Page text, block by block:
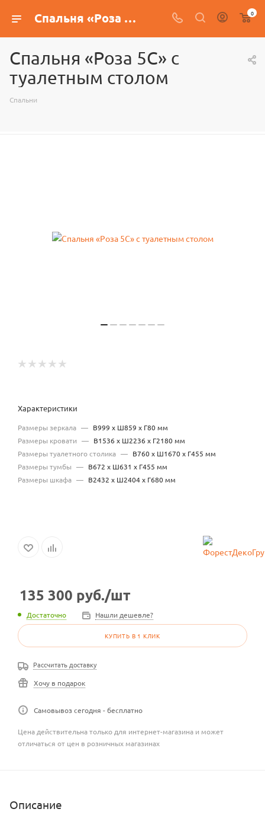
Спальня «Роза 5С» с туалетным столом 0
Спальня «Роза 5С» с
туалетным столом
Спальни
Характеристики
Размеры зеркала — В999 х Ш859 х Г80 мм
Размеры кровати — В1536 х Ш2236 х Г2180 мм
Размеры туалетного столика — В760 х Ш1670 х Г455 мм
Размеры тумбы — В672 х Ш631 х Г455 мм
Размеры шкафа — В2432 х Ш2404 х Г680 мм
135 300 руб./шт
Достаточно Нашли дешевле?
КУПИТЬ В 1 КЛИК
Рассчитать доставку
Хочу в подарок
Самовывоз сегодня - бесплатно
Цена действительна только для интернет-магазина и может
отличаться от цен в розничных магазинах
Описание